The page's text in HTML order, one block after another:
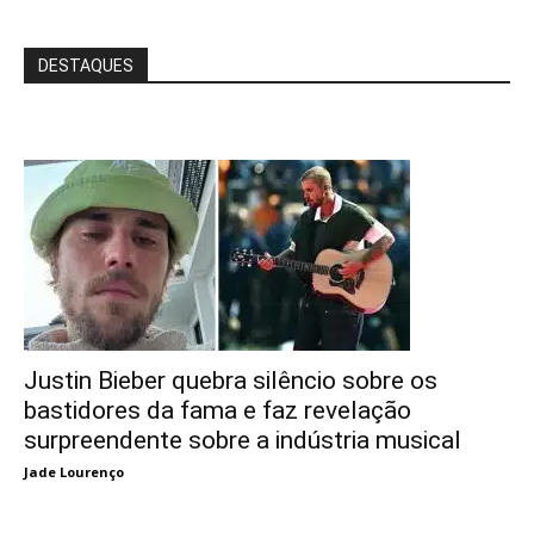
DESTAQUES
Justin Bieber quebra silêncio sobre os
bastidores da fama e faz revelação
surpreendente sobre a indústria musical
Jade Lourenço